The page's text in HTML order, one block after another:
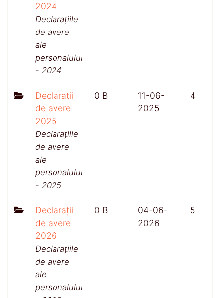
2024
Declarațiile
de avere
ale
personalului
- 2024
Declaratii
de avere
2025
Declarațiile
de avere
ale
personalului
- 2025
0 B
11-06-
2025
4
Declarații
de avere
2026
Declarațiile
de avere
ale
personalului
0 B
04-06-
2026
5